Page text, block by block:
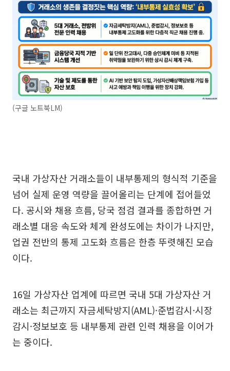
(구글 노트북LM)
국내 가상자산 거래소들이 내부통제의 형식적 기준을
넘어 실제 운영 역량을 끌어올리는 단계에 접어들었
다. 공시와 채용 흐름, 당국 점검 결과를 종합하면 거
래소별 대응 속도와 체계 완성도에는 차이가 나지만,
업권 전반의 통제 고도화 흐름은 한층 뚜렷해진 모습
이다.
16일 가상자산 업계에 따르면 국내 5대 가상자산 거
래소는 최근까지 자금세탁방지(AML)·준법감시·시장
감시·정보보호 등 내부통제 관련 인력 채용을 이어가
는 중이다.